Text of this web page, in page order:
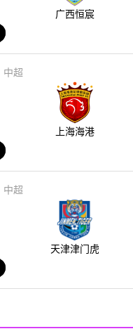
广西恒宸
中超
上海海港
中超
天津津门虎